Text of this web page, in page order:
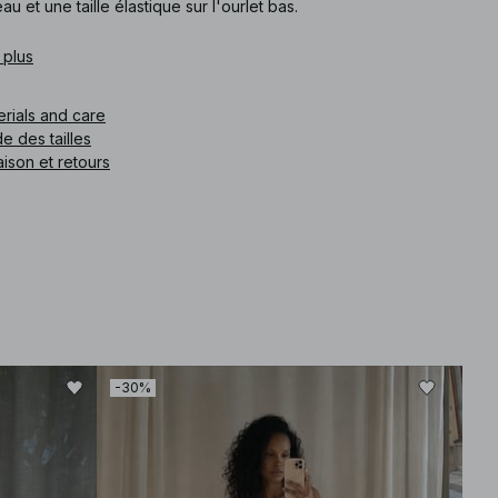
et une taille élastique sur l'ourlet bas.
article
and care
des tailles
et retours
-30%